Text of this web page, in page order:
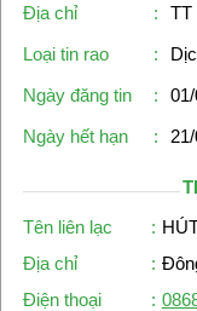
Địa chỉ :
TT
Loại tin rao
:
Ngày đăng tin
:
Ngày hết hạn
:
Tên liên lạc
:
Địa chỉ
:
Điện thoại
: